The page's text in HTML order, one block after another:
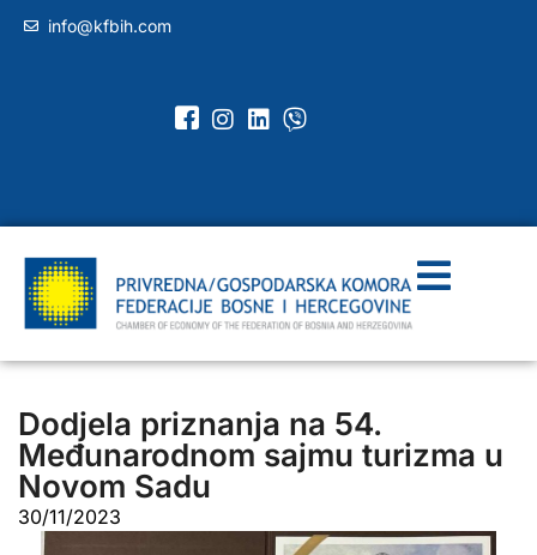
info@kfbih.com
Dodjela priznanja na 54.
Međunarodnom sajmu turizma u
Novom Sadu
30/11/2023